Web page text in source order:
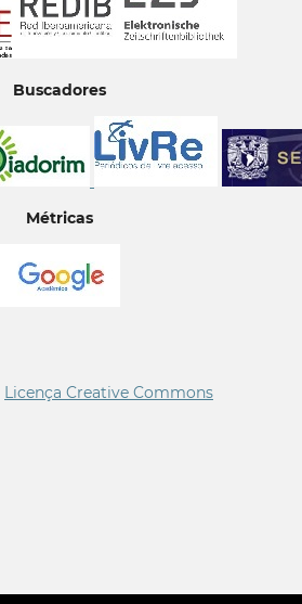
Buscadores
Métricas
Licença Creative Commons